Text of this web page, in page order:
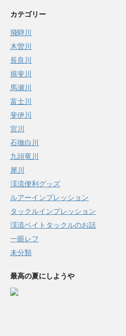
カテゴリー
飛騨川
木曽川
長良川
揖斐川
馬瀬川
富士川
斐伊川
宮川
石徹白川
九頭竜川
犀川
渓流便利グッズ
ルアーインプレッション
タックルインプレッション
渓流ベイトタックルのお話
一眼レフ
未分類
最高の夏にしようや